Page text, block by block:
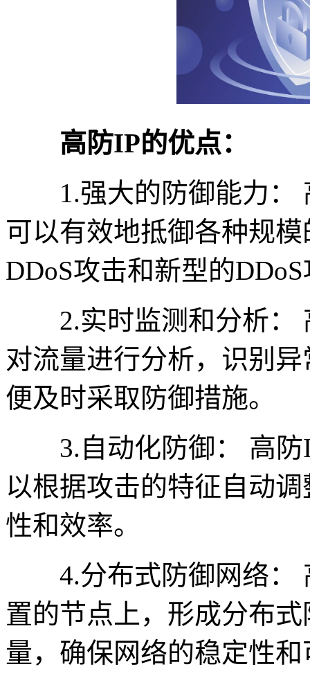
高防IP的优点：
1.强大的防御能力：
可以有效地抵御各种规
DDoS攻击和新型的
2.实时监测和分析：
对流量进行分析，识别
便及时采取防御措施。
3.自动化防御： 高防
以根据攻击的特征自动
性和效率。
4.分布式防御网络：
置的节点上，形成分布
量，确保网络的稳定性